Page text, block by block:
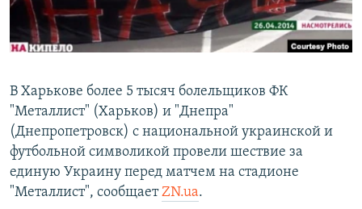
ПОБЕДИТЕЛЕЙ НЕ СУДЯТ?
КРЫМ.НЕПОКОРЕННЫЙ
УКРАИНСКАЯ ПРОБЛЕМА КРЫМА
ПРИСОЕДИНЯЙТЕСЬ!
Все сайты RFE/RL
В Харькове более 5 тысяч болельщиков ФК
"Металлист" (Харьков) и "Днепра"
(Днепропетровск) с национальной украинской и
футбольной символикой провели шествие за
единую Украину перед матчем на стадионе
"Металлист", сообщаетZN.ua.